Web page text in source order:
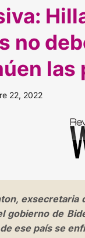
no
las
22, 2022
exsecretaria
gobierno de
ese país se